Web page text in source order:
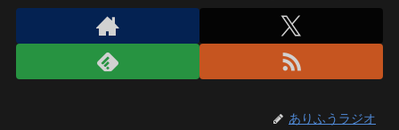
ありふうラジオ